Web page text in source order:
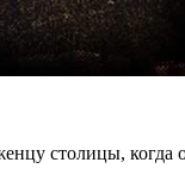
столицы, когда